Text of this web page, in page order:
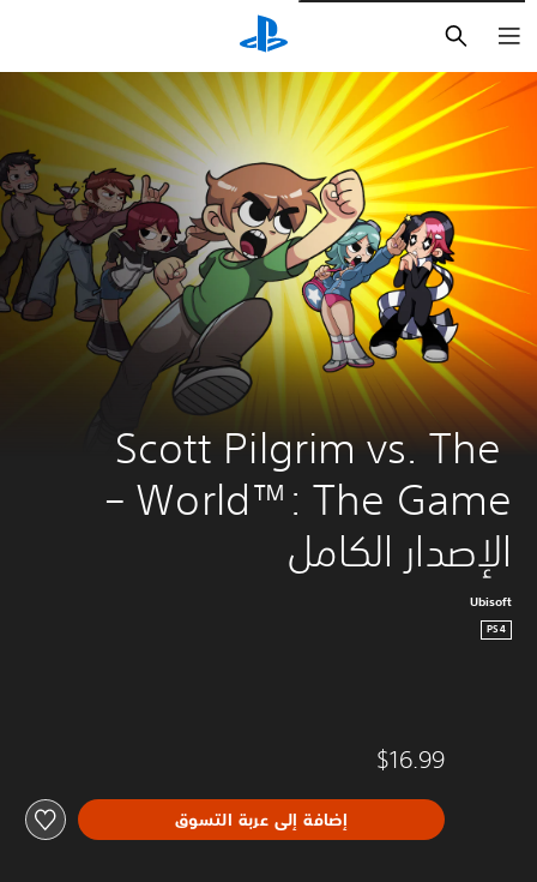
Scott Pilgrim vs. The
World™: The Game –
الإصدار الكامل
Ubisoft
PS4
$16.99
إضافة إلى عربة التسوق